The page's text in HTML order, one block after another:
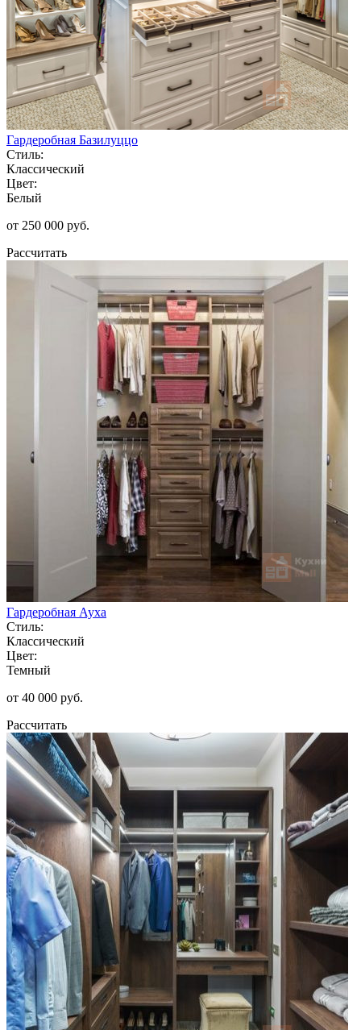
Гардеробная Базилуццо
Стиль:
Классический
Цвет:
Белый
от 250 000 руб.
Рассчитать
Гардеробная Ауха
Стиль:
Классический
Цвет:
Темный
от 40 000 руб.
Рассчитать